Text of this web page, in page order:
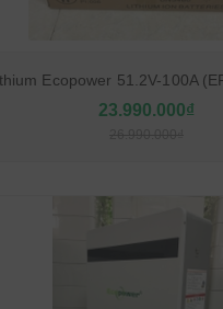
Ecopower 51.2V-100A
23.990.000₫